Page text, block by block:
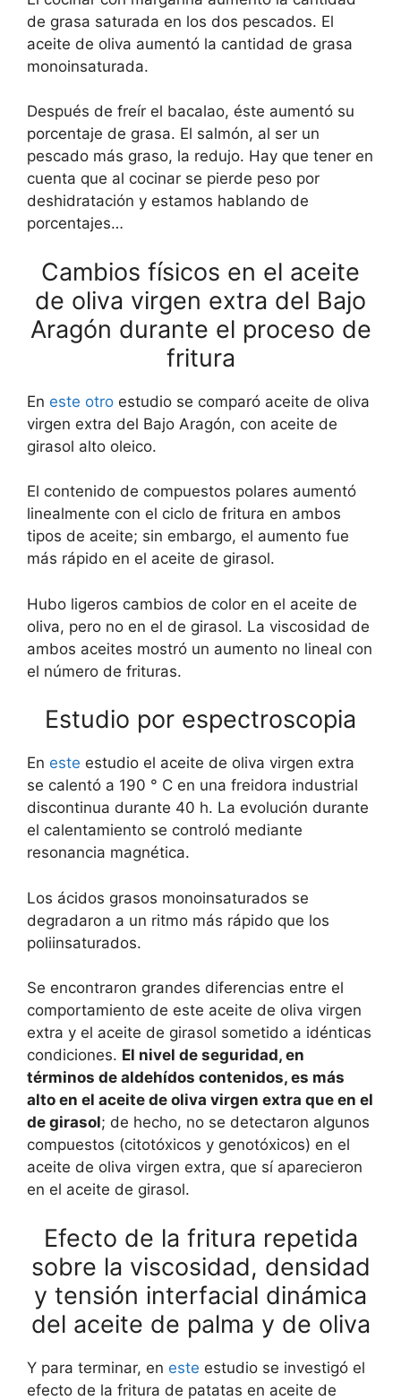
de grasa saturada en los dos pescados. El
aceite de oliva aumentó la cantidad de grasa
monoinsaturada.
Después de freír el bacalao, éste aumentó su
porcentaje de grasa. El salmón, al ser un
pescado más graso, la redujo. Hay que tener en
cuenta que al cocinar se pierde peso por
deshidratación y estamos hablando de
porcentajes…
Cambios físicos en el aceite
de oliva virgen extra del Bajo
Aragón durante el proceso de
fritura
En este otro estudio se comparó aceite de oliva
virgen extra del Bajo Aragón, con aceite de
girasol alto oleico.
El contenido de compuestos polares aumentó
linealmente con el ciclo de fritura en ambos
tipos de aceite; sin embargo, el aumento fue
más rápido en el aceite de girasol.
Hubo ligeros cambios de color en el aceite de
oliva, pero no en el de girasol. La viscosidad de
ambos aceites mostró un aumento no lineal con
el número de frituras.
Estudio por espectroscopia
En este estudio el aceite de oliva virgen extra
se calentó a 190 ° C en una freidora industrial
discontinua durante 40 h. La evolución durante
el calentamiento se controló mediante
resonancia magnética.
Los ácidos grasos monoinsaturados se
degradaron a un ritmo más rápido que los
poliinsaturados.
Se encontraron grandes diferencias entre el
comportamiento de este aceite de oliva virgen
extra y el aceite de girasol sometido a idénticas
condiciones. El nivel de seguridad, en
términos de aldehídos contenidos, es más
alto en el aceite de oliva virgen extra que en el
de girasol; de hecho, no se detectaron algunos
compuestos (citotóxicos y genotóxicos) en el
aceite de oliva virgen extra, que sí aparecieron
en el aceite de girasol.
Efecto de la fritura repetida
sobre la viscosidad, densidad
y tensión interfacial dinámica
del aceite de palma y de oliva
Y para terminar, en este estudio se investigó el
efecto de la fritura de patatas en aceite de